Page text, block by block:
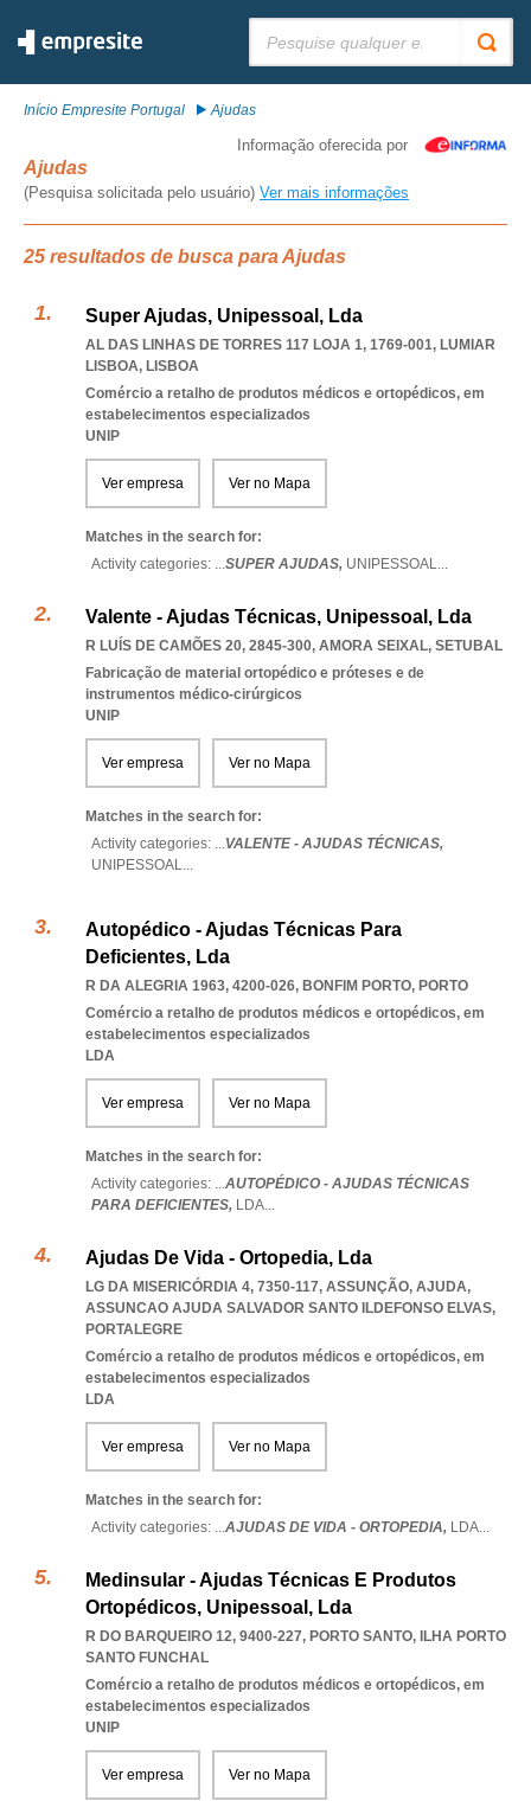
Início Empresite Portugal Ajudas
Informação oferecida por
Ajudas
(Pesquisa solicitada pelo usuário) Ver mais informações
25 resultados de busca para Ajudas
Super Ajudas, Unipessoal, Lda
AL DAS LINHAS DE TORRES 117 LOJA 1, 1769-001, LUMIAR
LISBOA, LISBOA
Comércio a retalho de produtos médicos e ortopédicos, em
estabelecimentos especializados
UNIP
Ver empresa Ver no Mapa
Matches in the search for:
Activity categories: ...SUPER AJUDAS, UNIPESSOAL...
Valente - Ajudas Técnicas, Unipessoal, Lda
R LUÍS DE CAMÕES 20, 2845-300, AMORA SEIXAL, SETUBAL
Fabricação de material ortopédico e próteses e de
instrumentos médico-cirúrgicos
UNIP
Ver empresa Ver no Mapa
Matches in the search for:
Activity categories: ...VALENTE - AJUDAS TÉCNICAS,
UNIPESSOAL...
Autopédico - Ajudas Técnicas Para
Deficientes, Lda
R DA ALEGRIA 1963, 4200-026, BONFIM PORTO, PORTO
Comércio a retalho de produtos médicos e ortopédicos, em
estabelecimentos especializados
LDA
Ver empresa Ver no Mapa
Matches in the search for:
Activity categories: ...AUTOPÉDICO - AJUDAS TÉCNICAS
PARA DEFICIENTES, LDA...
Ajudas De Vida - Ortopedia, Lda
LG DA MISERICÓRDIA 4, 7350-117, ASSUNÇÃO, AJUDA,
ASSUNCAO AJUDA SALVADOR SANTO ILDEFONSO ELVAS,
PORTALEGRE
Comércio a retalho de produtos médicos e ortopédicos, em
estabelecimentos especializados
LDA
Ver empresa Ver no Mapa
Matches in the search for:
Activity categories: ...AJUDAS DE VIDA - ORTOPEDIA, LDA...
Medinsular - Ajudas Técnicas E Produtos
Ortopédicos, Unipessoal, Lda
R DO BARQUEIRO 12, 9400-227, PORTO SANTO, ILHA PORTO
SANTO FUNCHAL
Comércio a retalho de produtos médicos e ortopédicos, em
estabelecimentos especializados
UNIP
Ver empresa Ver no Mapa